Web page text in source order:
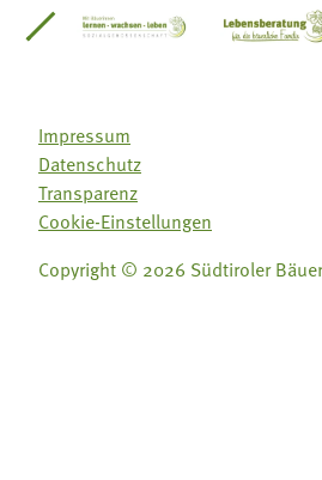
Südtirol
Gärtnervereinigung
Sozialgenossenschaft
Impressum
Datenschutz
Transparenz
Cookie-Einstellungen
Copyright © 2026 Südtiroler